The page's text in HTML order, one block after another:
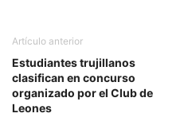
Artículo anterior
Estudiantes trujillanos
clasifican en concurso
organizado por el Club de
Leones